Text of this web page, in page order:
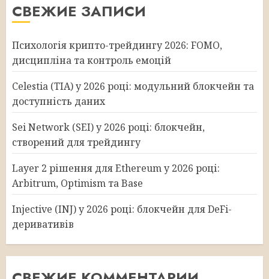
СВЕЖИЕ ЗАПИСИ
Психологія крипто-трейдингу 2026: FOMO,
дисципліна та контроль емоцій
Celestia (TIA) у 2026 році: модульний блокчейн та
доступність даних
Sei Network (SEI) у 2026 році: блокчейн,
створений для трейдингу
Layer 2 рішення для Ethereum у 2026 році:
Arbitrum, Optimism та Base
Injective (INJ) у 2026 році: блокчейн для DeFi-
деривативів